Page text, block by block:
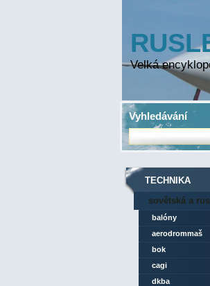
Velká
TECHNIKA
sovětská a
technika
balóny
aerodrommaš
bok
cagi
dkba
Vyhledávání